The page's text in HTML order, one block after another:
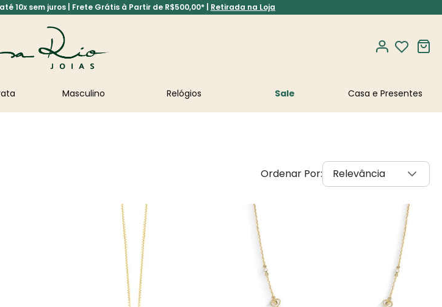
10x sem juros | Frete Grátis à Partir de R$500,00* | Retirada na Loja
Masculino Relógios Sale
Relevância